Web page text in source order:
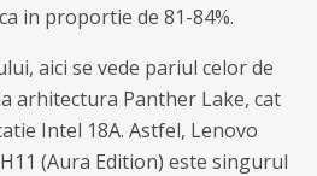
in proportie de 81-84%.
aici se vede pariul celor de
arhitectura Panther Lake, cat
Intel 18A. Astfel, Lenovo
(Aura Edition) este singurul